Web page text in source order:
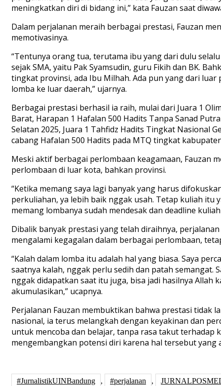
meningkatkan diri di bidang ini,” kata Fauzan saat
Dalam perjalanan meraih berbagai prestasi, Fauzan
memotivasinya.
“Tentunya orang tua, terutama ibu yang dari dulu
sejak SMA, yaitu Pak Syamsudin, guru Fikih dan BK.
tingkat provinsi, ada Ibu Milhah. Ada pun yang dari
lomba ke luar daerah,” ujarnya.
Berbagai prestasi berhasil ia raih, mulai dari Juara 1
Barat, Harapan 1 Hafalan 500 Hadits Tanpa Sanad
Selatan 2025, Juara 1 Tahfidz Hadits Tingkat Nasional
cabang Hafalan 500 Hadits pada MTQ tingkat
Meski aktif berbagai perlombaan keagamaan, Fauzan
perlombaan di luar kota, bahkan provinsi.
“Ketika memang saya lagi banyak yang harus
perkuliahan, ya lebih baik nggak usah. Tetap kuliah itu
memang lombanya sudah mendesak dan deadline
Dibalik banyak prestasi yang telah diraihnya,
mengalami kegagalan dalam berbagai perlombaan,
“Kalah dalam lomba itu adalah hal yang biasa. Saya
saatnya kalah, nggak perlu sedih dan patah semangat.
nggak didapatkan saat itu juga, bisa jadi hasilnya Allah
akumulasikan,” ucapnya.
Perjalanan Fauzan membuktikan bahwa prestasi tidak
nasional, ia terus melangkah dengan keyakinan dan
untuk mencoba dan belajar, tanpa rasa takut terhadap
mengembangkan potensi diri karena hal tersebut yang
#JurnalistikUINBandung , #perjalanan ,